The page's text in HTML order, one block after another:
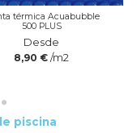
térmica Acuabubble
500 PLUS
Desde
8,90 € /m2
piscina